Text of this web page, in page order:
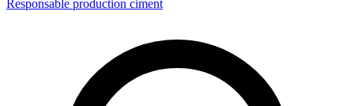
Responsable production ciment